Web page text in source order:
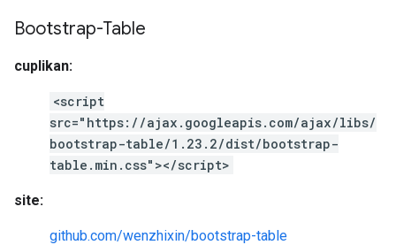
Bootstrap-Table
cuplikan:
<script
src="https://ajax.googleapis.com/ajax/libs/
bootstrap-table/1.23.2/dist/bootstrap-
table.min.css"></script>
site:
github.com/wenzhixin/bootstrap-table